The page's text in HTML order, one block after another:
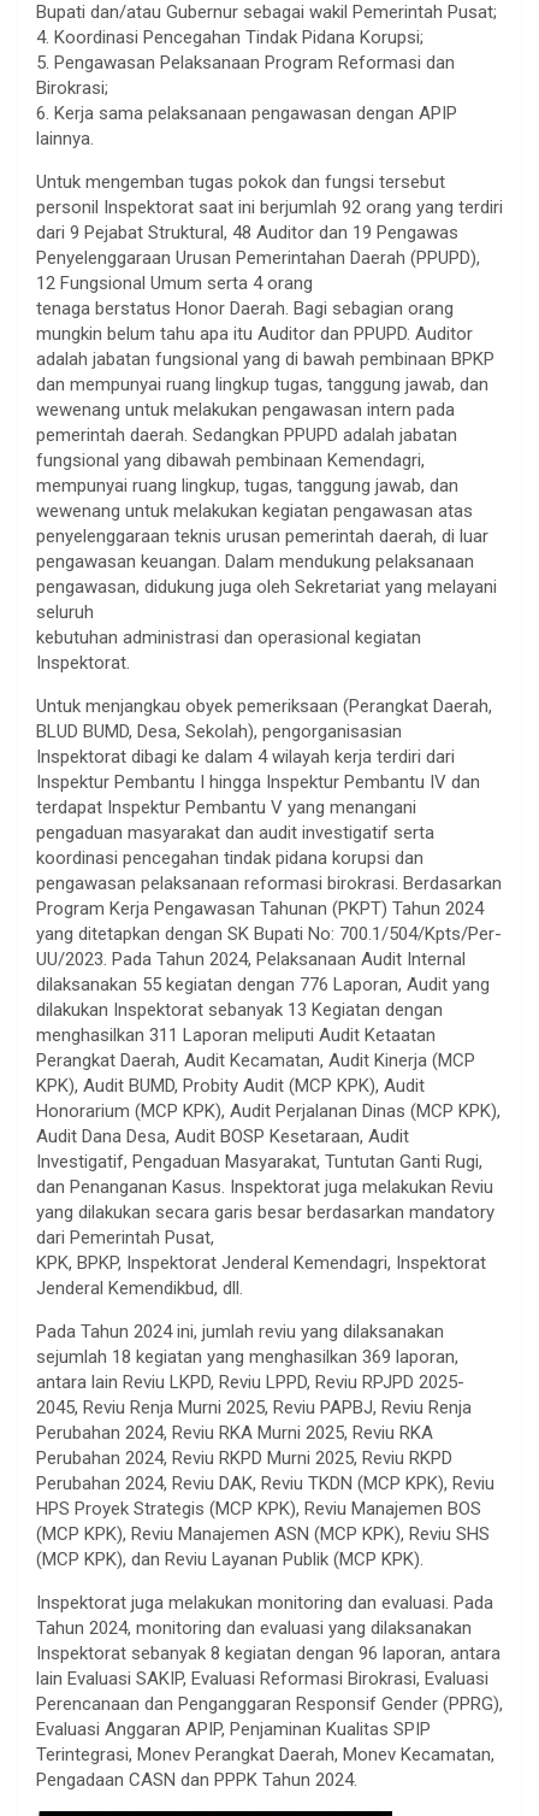
Bupati dan/atau Gubernur sebagai wakil Pemerintah Pusat;
4. Koordinasi Pencegahan Tindak Pidana Korupsi;
5. Pengawasan Pelaksanaan Program Reformasi dan
Birokrasi;
6. Kerja sama pelaksanaan pengawasan dengan APIP
lainnya.
Untuk mengemban tugas pokok dan fungsi tersebut
personil Inspektorat saat ini berjumlah 92 orang yang terdiri
dari 9 Pejabat Struktural, 48 Auditor dan 19 Pengawas
Penyelenggaraan Urusan Pemerintahan Daerah (PPUPD),
12 Fungsional Umum serta 4 orang
tenaga berstatus Honor Daerah. Bagi sebagian orang
mungkin belum tahu apa itu Auditor dan PPUPD. Auditor
adalah jabatan fungsional yang di bawah pembinaan BPKP
dan mempunyai ruang lingkup tugas, tanggung jawab, dan
wewenang untuk melakukan pengawasan intern pada
pemerintah daerah. Sedangkan PPUPD adalah jabatan
fungsional yang dibawah pembinaan Kemendagri,
mempunyai ruang lingkup, tugas, tanggung jawab, dan
wewenang untuk melakukan kegiatan pengawasan atas
penyelenggaraan teknis urusan pemerintah daerah, di luar
pengawasan keuangan. Dalam mendukung pelaksanaan
pengawasan, didukung juga oleh Sekretariat yang melayani
seluruh
kebutuhan administrasi dan operasional kegiatan
Inspektorat.
Untuk menjangkau obyek pemeriksaan (Perangkat Daerah,
BLUD BUMD, Desa, Sekolah), pengorganisasian
Inspektorat dibagi ke dalam 4 wilayah kerja terdiri dari
Inspektur Pembantu I hingga Inspektur Pembantu IV dan
terdapat Inspektur Pembantu V yang menangani
pengaduan masyarakat dan audit investigatif serta
koordinasi pencegahan tindak pidana korupsi dan
pengawasan pelaksanaan reformasi birokrasi. Berdasarkan
Program Kerja Pengawasan Tahunan (PKPT) Tahun 2024
yang ditetapkan dengan SK Bupati No: 700.1/504/Kpts/Per-
UU/2023. Pada Tahun 2024, Pelaksanaan Audit Internal
dilaksanakan 55 kegiatan dengan 776 Laporan, Audit yang
dilakukan Inspektorat sebanyak 13 Kegiatan dengan
menghasilkan 311 Laporan meliputi Audit Ketaatan
Perangkat Daerah, Audit Kecamatan, Audit Kinerja (MCP
KPK), Audit BUMD, Probity Audit (MCP KPK), Audit
Honorarium (MCP KPK), Audit Perjalanan Dinas (MCP KPK),
Audit Dana Desa, Audit BOSP Kesetaraan, Audit
Investigatif, Pengaduan Masyarakat, Tuntutan Ganti Rugi,
dan Penanganan Kasus. Inspektorat juga melakukan Reviu
yang dilakukan secara garis besar berdasarkan mandatory
dari Pemerintah Pusat,
KPK, BPKP, Inspektorat Jenderal Kemendagri, Inspektorat
Jenderal Kemendikbud, dll.
Pada Tahun 2024 ini, jumlah reviu yang dilaksanakan
sejumlah 18 kegiatan yang menghasilkan 369 laporan,
antara lain Reviu LKPD, Reviu LPPD, Reviu RPJPD 2025-
2045, Reviu Renja Murni 2025, Reviu PAPBJ, Reviu Renja
Perubahan 2024, Reviu RKA Murni 2025, Reviu RKA
Perubahan 2024, Reviu RKPD Murni 2025, Reviu RKPD
Perubahan 2024, Reviu DAK, Reviu TKDN (MCP KPK), Reviu
HPS Proyek Strategis (MCP KPK), Reviu Manajemen BOS
(MCP KPK), Reviu Manajemen ASN (MCP KPK), Reviu SHS
(MCP KPK), dan Reviu Layanan Publik (MCP KPK).
Inspektorat juga melakukan monitoring dan evaluasi. Pada
Tahun 2024, monitoring dan evaluasi yang dilaksanakan
Inspektorat sebanyak 8 kegiatan dengan 96 laporan, antara
lain Evaluasi SAKIP, Evaluasi Reformasi Birokrasi, Evaluasi
Perencanaan dan Penganggaran Responsif Gender (PPRG),
Evaluasi Anggaran APIP, Penjaminan Kualitas SPIP
Terintegrasi, Monev Perangkat Daerah, Monev Kecamatan,
Pengadaan CASN dan PPPK Tahun 2024.